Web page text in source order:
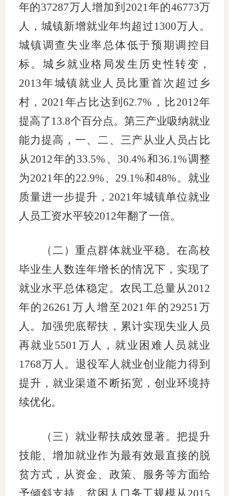
会员公
期货公
居间人
纪律处
期货市
期货行
期货公
年的37287万人增加到2021年的46773万
人，城镇新增就业年均超过1300万人。
城镇调查失业率总体低于预期调控目
标。城乡就业格局发生历史性转变，
2013年城镇就业人员比重首次超过乡
村，2021年占比达到62.7%，比2012年
提高了13.8个百分点。第三产业吸纳就业
能力提高，一、二、三产从业人员占比
从2012年的33.5%、30.4%和36.1%调整
为2021年的22.9%、29.1%和48%。就业
质量进一步提升，2021年城镇单位就业
人员工资水平较2012年翻了一倍。
（二）重点群体就业平稳。在高校
毕业生人数连年增长的情况下，实现了
就业水平总体稳定。农民工总量从2012
年的26261万人增至2021年的29251万
人。加强兜底帮扶，累计实现失业人员
再就业5501万人，就业困难人员就业
1768万人。退役军人就业创业能力得到
提升，就业渠道不断拓宽，创业环境持
续优化。
（三）就业帮扶成效显著。把提升
技能、增加就业作为最有效最直接的脱
贫方式，从资金、政策、服务等方面给
予倾斜支持，贫困人口务工规模从2015